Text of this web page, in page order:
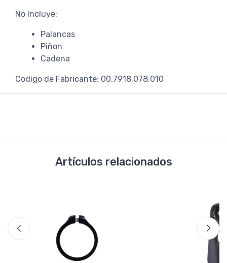
No Incluye:
Palancas
Piñon
Cadena
Codigo de Fabricante: 00.7918.078.010
Artículos relacionados